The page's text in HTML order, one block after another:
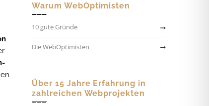
Warum WebOptimisten
10 gute Gründe
Die WebOptimisten
Über 15 Jahre Erfahrung in
zahlreichen Webprojekten